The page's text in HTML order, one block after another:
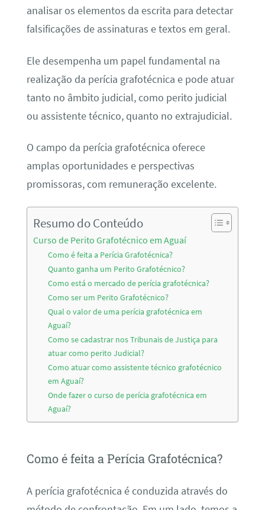
analisar os elementos da escrita para detectar
falsificações de assinaturas e textos em geral.
Ele desempenha um papel fundamental na
realização da perícia grafotécnica e pode atuar
tanto no âmbito judicial, como perito judicial
ou assistente técnico, quanto no extrajudicial.
O campo da perícia grafotécnica oferece
amplas oportunidades e perspectivas
promissoras, com remuneração excelente.
Resumo do Conteúdo
Curso de Perito Grafotécnico em Aguaí
Como é feita a Perícia Grafotécnica?
Quanto ganha um Perito Grafotécnico?
Como está o mercado de perícia grafotécnica?
Como ser um Perito Grafotécnico?
Qual o valor de uma perícia grafotécnica em
Aguaí?
Como se cadastrar nos Tribunais de Justiça para
atuar como perito Judicial?
Como atuar como assistente técnico grafotécnico
em Aguaí?
Onde fazer o curso de perícia grafotécnica em
Aguaí?
Como é feita a Perícia Grafotécnica?
A perícia grafotécnica é conduzida através do